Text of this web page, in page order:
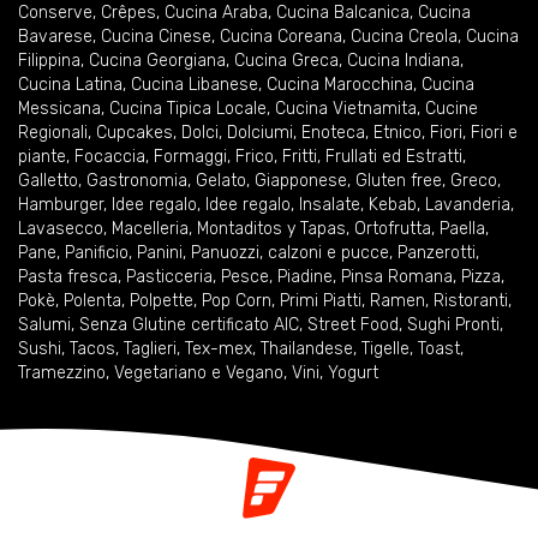
Conserve, Crêpes, Cucina Araba, Cucina Balcanica, Cucina
Bavarese, Cucina Cinese, Cucina Coreana, Cucina Creola, Cucina
Filippina, Cucina Georgiana, Cucina Greca, Cucina Indiana,
Cucina Latina, Cucina Libanese, Cucina Marocchina, Cucina
Messicana, Cucina Tipica Locale, Cucina Vietnamita, Cucine
Regionali, Cupcakes, Dolci, Dolciumi, Enoteca, Etnico, Fiori, Fiori e
piante, Focaccia, Formaggi, Frico, Fritti, Frullati ed Estratti,
Galletto, Gastronomia, Gelato, Giapponese, Gluten free, Greco,
Hamburger, Idee regalo, Idee regalo, Insalate, Kebab, Lavanderia,
Lavasecco, Macelleria, Montaditos y Tapas, Ortofrutta, Paella,
Pane, Panificio, Panini, Panuozzi, calzoni e pucce, Panzerotti,
Pasta fresca, Pasticceria, Pesce, Piadine, Pinsa Romana, Pizza,
Pokè, Polenta, Polpette, Pop Corn, Primi Piatti, Ramen, Ristoranti,
Salumi, Senza Glutine certificato AIC, Street Food, Sughi Pronti,
Sushi, Tacos, Taglieri, Tex-mex, Thailandese, Tigelle, Toast,
Tramezzino, Vegetariano e Vegano, Vini, Yogurt